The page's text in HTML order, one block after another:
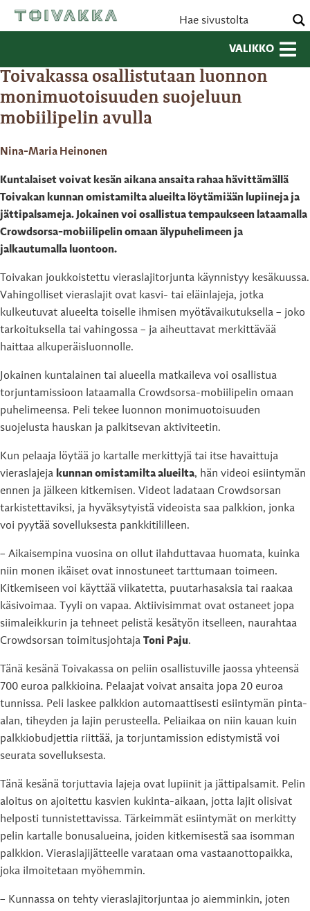
VALIKKO
Toivakassa osallistutaan luonnon
monimuotoisuuden suojeluun
mobiilipelin avulla
Nina-Maria Heinonen
Kuntalaiset voivat kesän aikana ansaita rahaa hävittämällä
Toivakan kunnan omistamilta alueilta löytämiään lupiineja ja
jättipalsameja. Jokainen voi osallistua tempaukseen lataamalla
Crowdsorsa-mobiilipelin omaan älypuhelimeen ja
jalkautumalla luontoon.
Toivakan joukkoistettu vieraslajitorjunta käynnistyy kesäkuussa.
Vahingolliset vieraslajit ovat kasvi- tai eläinlajeja, jotka
kulkeutuvat alueelta toiselle ihmisen myötävaikutuksella – joko
tarkoituksella tai vahingossa – ja aiheuttavat merkittävää
haittaa alkuperäisluonnolle.
Jokainen kuntalainen tai alueella matkaileva voi osallistua
torjuntamissioon lataamalla Crowdsorsa-mobiilipelin omaan
puhelimeensa. Peli tekee luonnon monimuotoisuuden
suojelusta hauskan ja palkitsevan aktiviteetin.
Kun pelaaja löytää jo kartalle merkittyjä tai itse havaittuja
vieraslajeja kunnan omistamilta alueilta, hän videoi esiintymän
ennen ja jälkeen kitkemisen. Videot ladataan Crowdsorsan
tarkistettaviksi, ja hyväksytyistä videoista saa palkkion, jonka
voi pyytää sovelluksesta pankkitililleen.
– Aikaisempina vuosina on ollut ilahduttavaa huomata, kuinka
niin monen ikäiset ovat innostuneet tarttumaan toimeen.
Kitkemiseen voi käyttää viikatetta, puutarhasaksia tai raakaa
käsivoimaa. Tyyli on vapaa. Aktiivisimmat ovat ostaneet jopa
siimaleikkurin ja tehneet pelistä kesätyön itselleen, naurahtaa
Crowdsorsan toimitusjohtaja Toni Paju.
Tänä kesänä Toivakassa on peliin osallistuville jaossa yhteensä
700 euroa palkkioina. Pelaajat voivat ansaita jopa 20 euroa
tunnissa. Peli laskee palkkion automaattisesti esiintymän pinta-
alan, tiheyden ja lajin perusteella. Peliaikaa on niin kauan kuin
palkkiobudjettia riittää, ja torjuntamission edistymistä voi
seurata sovelluksesta.
Tänä kesänä torjuttavia lajeja ovat lupiinit ja jättipalsamit. Pelin
aloitus on ajoitettu kasvien kukinta-aikaan, jotta lajit olisivat
helposti tunnistettavissa. Tärkeimmät esiintymät on merkitty
pelin kartalle bonusalueina, joiden kitkemisestä saa isomman
palkkion. Vieraslajijätteelle varataan oma vastaanottopaikka,
joka ilmoitetaan myöhemmin.
– Kunnassa on tehty vieraslajitorjuntaa jo aiemminkin, joten